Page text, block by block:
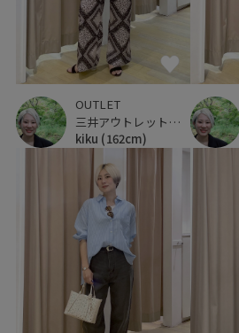
OUTLET
三井アウトレットパーク 仙台港
kiku (162cm)